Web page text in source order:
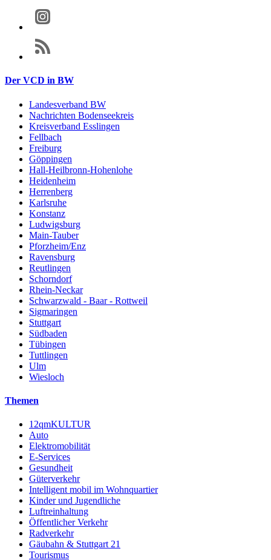
Der VCD in BW
Landesverband BW
Nachrichten Bodenseekreis
Kreisverband Esslingen
Fellbach
Freiburg
Göppingen
Hall-Heilbronn-Hohenlohe
Heidenheim
Herrenberg
Karlsruhe
Konstanz
Ludwigsburg
Main-Tauber
Pforzheim/Enz
Ravensburg
Reutlingen
Schorndorf
Rhein-Neckar
Schwarzwald - Baar - Rottweil
Sigmaringen
Stuttgart
Südbaden
Tübingen
Tuttlingen
Ulm
Wiesloch
Themen
12qmKULTUR
Auto
Elektromobilität
E-Services
Gesundheit
Güterverkehr
Intelligent mobil im Wohnquartier
Kinder und Jugendliche
Luftreinhaltung
Öffentlicher Verkehr
Radverkehr
Gäubahn & Stuttgart 21
Tourismus